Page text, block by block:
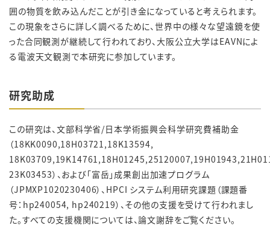
囲の物質を飲み込んだことが引き金になっていると考えられます。
この現象をさらに詳しく調べるために、世界中の様々な望遠鏡を使
った合同観測が継続して行われており、大阪公立大学はEAVNによ
る電波天文観測で本研究に参加しています。
研究助成
この研究は、文部科学省/日本学術振興会科学研究費補助金
（18KK0090,18H03721,18K13594,
23K03453）、および「富岳」成果創出加速プログラム
（JPMXP1020230406）、HPCI システム利⽤研究課題（課題番
号：hp240054, hp240219）、その他の支援を受けて行われまし
た。すべての支援機関については、論文謝辞をご覧ください。